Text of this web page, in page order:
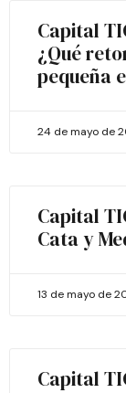
Capital
¿Qué
pequeña
24 de mayo de
Capital
Cata y
13 de mayo de
Capital